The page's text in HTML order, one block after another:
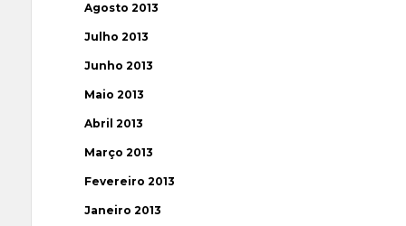
Agosto 2013
Julho 2013
Junho 2013
Maio 2013
Abril 2013
Março 2013
Fevereiro 2013
Janeiro 2013